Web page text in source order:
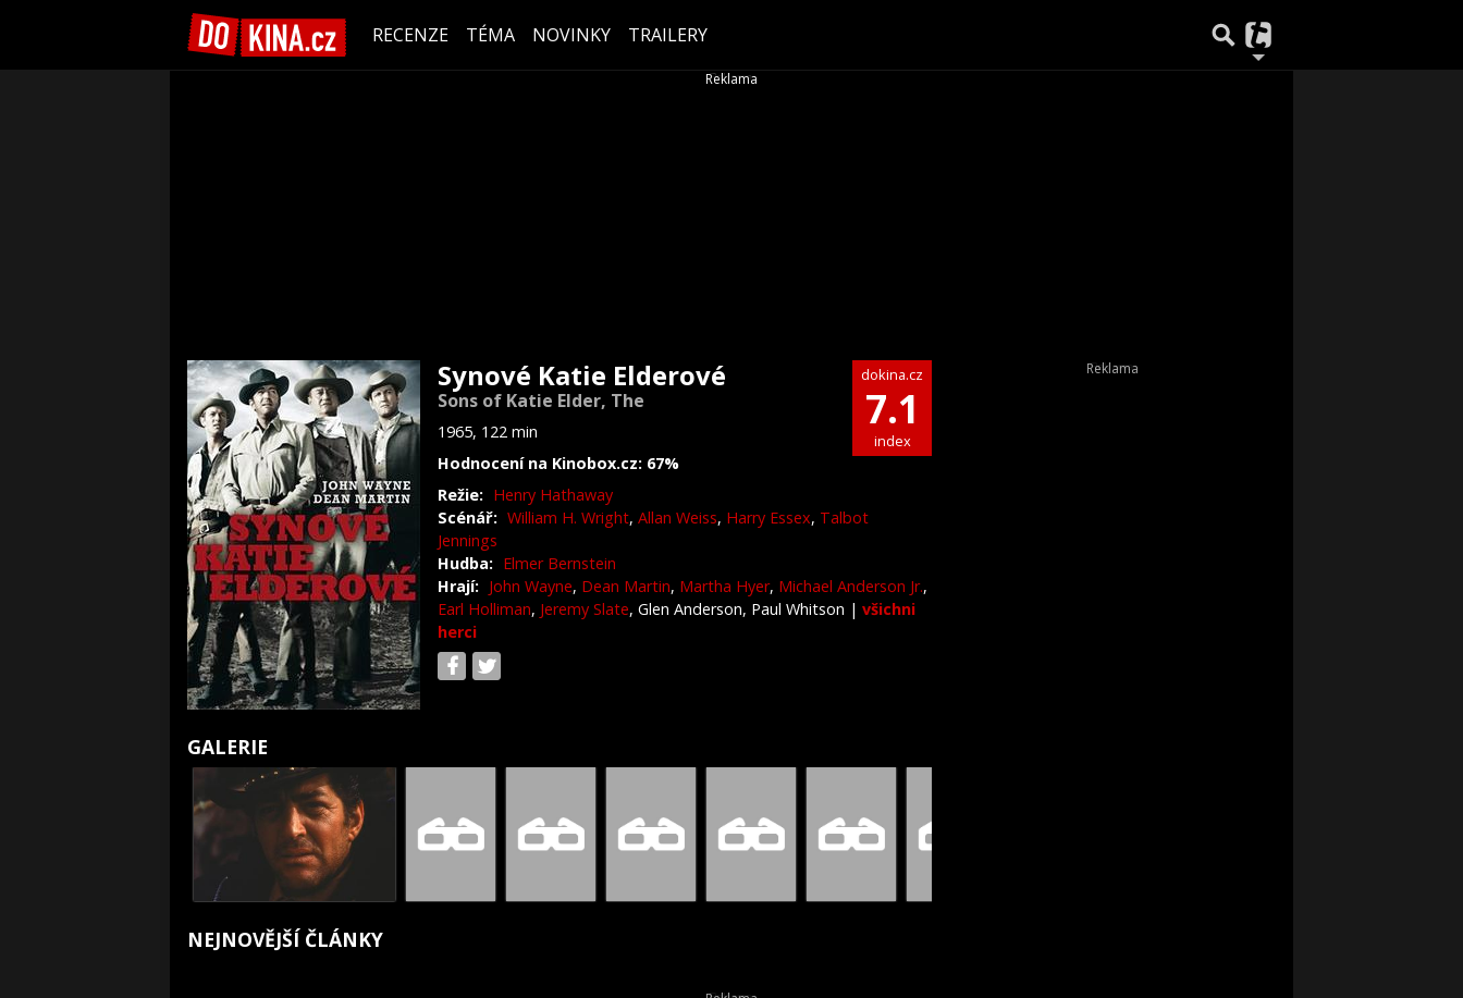
RECENZE TÉMA NOVINKY TRAILERY
Synové Katie Elderové
Sons of Katie Elder, The
1965, 122 min
Hodnocení na Kinobox.cz: 67%
dokina.cz
7.1
index
Režie: Henry Hathaway
Scénář: William H. Wright, Allan Weiss, Harry Essex, Talbot
Jennings
Hudba: Elmer Bernstein
Hrají: John Wayne, Dean Martin, Martha Hyer, Michael Anderson Jr.,
Earl Holliman, Jeremy Slate, Glen Anderson, Paul Whitson | všichni
herci
GALERIE
NEJNOVĚJŠÍ ČLÁNKY